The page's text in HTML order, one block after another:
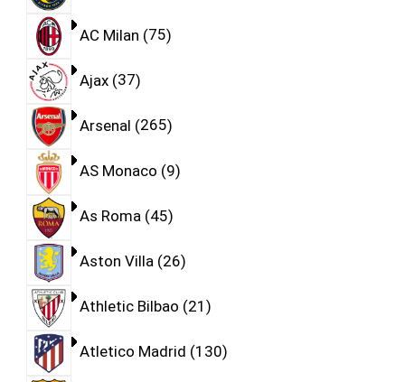
AC Milan 75
Ajax 37
Arsenal 265
AS Monaco 9
As Roma 45
Aston Villa 26
Athletic Bilbao 21
Atletico Madrid 130